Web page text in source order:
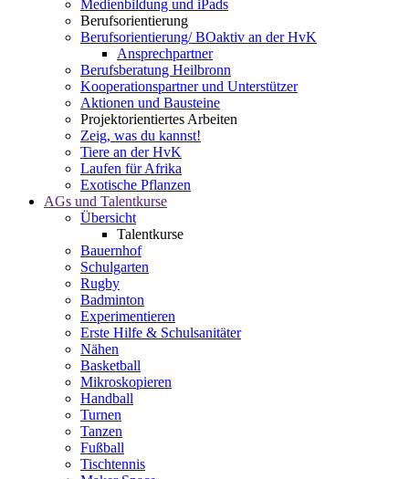
Medienbildung und iPads
Berufsorientierung
Berufsorientierung/ BOaktiv an der HvK
Ansprechpartner
Berufsberatung Heilbronn
Kooperationspartner und Unterstützer
Aktionen und Bausteine
Projektorientiertes Arbeiten
Zeig, was du kannst!
Tiere an der HvK
Laufen für Afrika
Exotische Pflanzen
AGs und Talentkurse
Übersicht
Talentkurse
Bauernhof
Schulgarten
Rugby
Badminton
Experimentieren
Erste Hilfe & Schulsanitäter
Nähen
Basketball
Mikroskopieren
Handball
Turnen
Tanzen
Fußball
Tischtennis